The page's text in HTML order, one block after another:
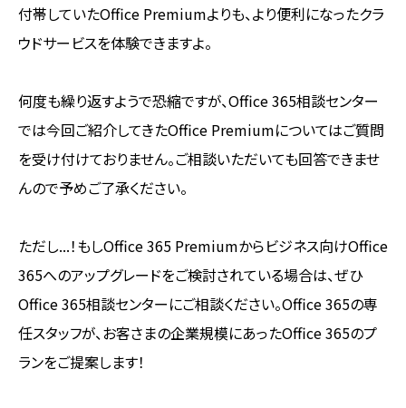
付帯していたOffice Premiumよりも、より便利になったクラ
ウドサービスを体験できますよ。
何度も繰り返すようで恐縮ですが、Office 365相談センター
では今回ご紹介してきたOffice Premiumについてはご質問
を受け付けておりません。ご相談いただいても回答できませ
んので予めご了承ください。
ただし...！もしOffice 365 Premiumからビジネス向けOffice
365へのアップグレードをご検討されている場合は、ぜひ
Office 365相談センターにご相談ください。Office 365の専
任スタッフが、お客さまの企業規模にあったOffice 365のプ
ランをご提案します！